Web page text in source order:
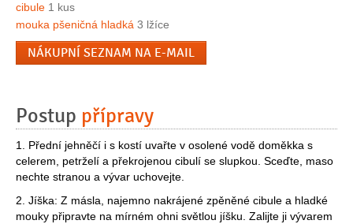
cibule 1 kus
mouka pšeničná hladká 3 lžíce
NÁKUPNÍ SEZNAM NA E-MAIL
Postup přípravy
1. Přední jehněčí i s kostí uvařte v osolené vodě doměkka s
celerem, petrželí a překrojenou cibulí se slupkou. Sceďte, maso
nechte stranou a vývar uchovejte.
2. Jíška: Z másla, najemno nakrájené zpěněné cibule a hladké
mouky připravte na mírném ohni světlou jíšku. Zalijte ji vývarem